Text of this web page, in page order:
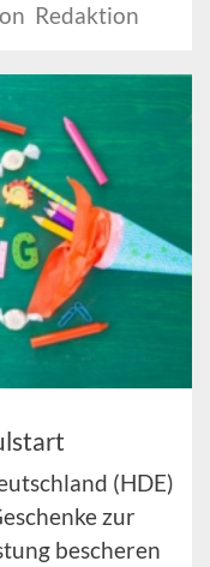
Redaktion
(HDE)
zur
bescheren